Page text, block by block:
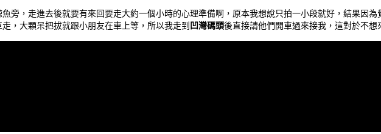
旁，走進去後就要有來回要走大約一個小時的心理準備啊，原本我想說只拍一小段就好，結果因
，大顆呆把拔就跟小朋友在車上等，所以我走到凹灣碼頭後直接請他們開車過來接我，這對於不想